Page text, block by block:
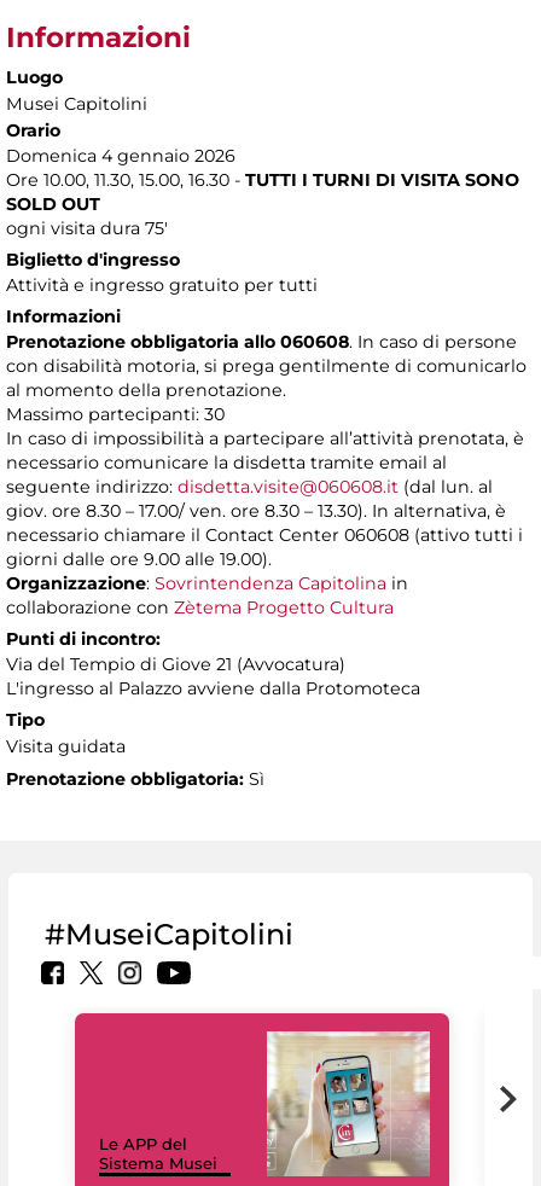
Informazioni
Luogo
Musei Capitolini
Orario
Domenica 4 gennaio 2026
Ore 10.00, 11.30, 15.00, 16.30 - TUTTI I TURNI DI VISITA SONO
SOLD OUT
ogni visita dura 75'
Biglietto d'ingresso
Attività e ingresso gratuito per tutti
Informazioni
Prenotazione obbligatoria allo 060608. In caso di persone
con disabilità motoria, si prega gentilmente di comunicarlo
al momento della prenotazione.
Massimo partecipanti: 30
In caso di impossibilità a partecipare all’attività prenotata, è
necessario comunicare la disdetta tramite email al
seguente indirizzo: disdetta.visite@060608.it (dal lun. al
giov. ore 8.30 – 17.00/ ven. ore 8.30 – 13.30). In alternativa, è
necessario chiamare il Contact Center 060608 (attivo tutti i
giorni dalle ore 9.00 alle 19.00).
Organizzazione: Sovrintendenza Capitolina in
collaborazione con Zètema Progetto Cultura
Punti di incontro:
Via del Tempio di Giove 21 (Avvocatura)
L'ingresso al Palazzo avviene dalla Protomoteca
Tipo
Visita guidata
Prenotazione obbligatoria: Sì
#MuseiCapitolini
Le APP del
Sistema Musei